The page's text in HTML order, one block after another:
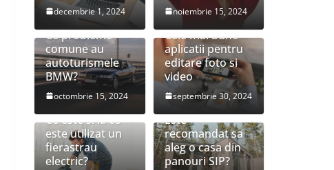
decembrie 1, 2024 noiembrie 15, 2024
Ce probleme
comune au
autoturismele
BMW?
octombrie 15, 2024
Cele mai bune
aplicatii pentru
editare foto si
video
septembrie 30, 2024
Ce este si la ce
este utilizat un
fierastrau
electric?
Este
recomandat sa
aleg o casa din
panouri SIP?